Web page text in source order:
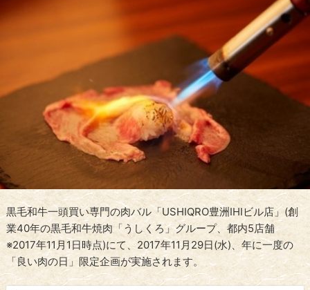
黒毛和牛一頭買い専門の肉バル「USHIQRO豊洲IHIビル店」(創
業40年の黒毛和牛焼肉「うしくろ」グループ、都内5店舗
※2017年11月1日時点)にて、2017年11月29日(水)、年に一度の
「良い肉の日」限定企画が実施されます。